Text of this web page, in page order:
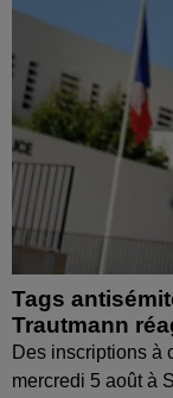
Tags
Trautmann
Des inscriptions à
mercredi 5 août à